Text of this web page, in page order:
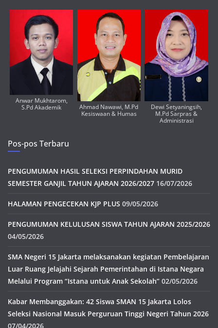
Anwar Mukhtarom,
S.Pd Akademik
Ahmad Nawawi, M.Pd
Kesiswaan & Humas
Dewi Setyaningsih,
M.Pd Sarpras &
Administrasi
Pos-pos Terbaru
PENGUMUMAN HASIL SELEKSI PERPINDAHAN MURID
SEMESTER GANJIL TAHUN AJARAN 2026/2027 16/07/2026
HALAMAN PENGECEKAN KJP PLUS 09/05/2026
PENGUMUMAN KELULUSAN SISWA TAHUN AJARAN 2025/2026
04/05/2026
SMA Negeri 15 Jakarta melaksanakan kegiatan Pembelajaran
Luar Ruang Jelajahi Sejarah Pemerintahan di Istana Negara
Melalui Program “Istana untuk Anak Sekolah” 02/05/2026
Kabar Membanggakan: 42 Siswa SMAN 15 Jakarta Lolos
Seleksi Nasional Masuk Perguruan Tinggi Negeri Tahun 2026
07/04/2026